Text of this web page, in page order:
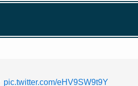
pic.twitter.com/eHV9SW9t9Y